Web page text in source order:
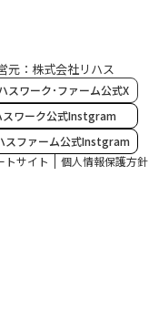
元：株式会社リハス
スワーク･ファーム公式X
スワーク公式Instgram
スファーム公式Instgram
トサイト
個人情報保護方針